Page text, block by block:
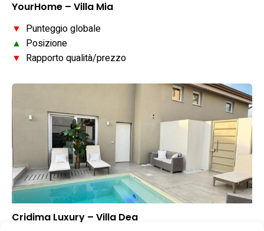
YourHome – Villa Mia
▼ Punteggio globale
▲ Posizione
▼ Rapporto qualità/prezzo
Cridima Luxury – Villa Dea